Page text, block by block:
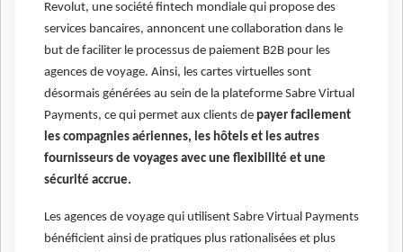
Revolut, une société fintech mondiale qui propose des
services bancaires, annoncent une collaboration dans le
but de faciliter le processus de paiement B2B pour les
agences de voyage. Ainsi, les cartes virtuelles sont
désormais générées au sein de la plateforme Sabre Virtual
Payments, ce qui permet aux clients de payer facilement
les compagnies aériennes, les hôtels et les autres
fournisseurs de voyages avec une flexibilité et une
sécurité accrue.
Les agences de voyage qui utilisent Sabre Virtual Payments
bénéficient ainsi de pratiques plus rationalisées et plus